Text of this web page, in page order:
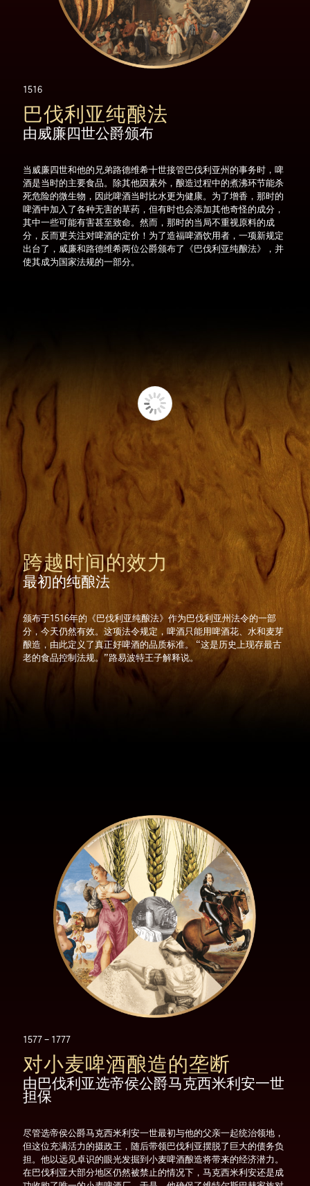
1516
巴伐利亚纯酿法
由威廉四世公爵颁布
当威廉四世和他的兄弟路德维希十世接管巴伐利亚州的事务时，啤
酒是当时的主要食品。除其他因素外，酿造过程中的煮沸环节能杀
死危险的微生物，因此啤酒当时比水更为健康。为了增香，那时的
啤酒中加入了各种无害的草药，但有时也会添加其他奇怪的成分，
其中一些可能有害甚至致命。然而，那时的当局不重视原料的成
分，反而更关注对啤酒的定价！为了造福啤酒饮用者，一项新规定
出台了，威廉和路德维希两位公爵颁布了《巴伐利亚纯酿法》，并
使其成为国家法规的一部分。
老的食品控制法规。”路易波特王子解释说。
跨越时间的效力
最初的纯酿法
颁布于1516年的《巴伐利亚纯酿法》作为巴伐利亚州法令的一部
分，今天仍然有效。这项法令规定，啤酒只能用啤酒花、水和麦芽
酿造，由此定义了真正好啤酒的品质标准。 “这是历史上现存最古
老的食品控制法规。”路易波特王子解释说。
1577 - 1777
对小麦啤酒酿造的垄断
由巴伐利亚选帝侯公爵马克西米利安一世
担保
尽管选帝侯公爵马克西米利安一世最初与他的父亲一起统治领地，
但这位充满活力的摄政王，随后带领巴伐利亚摆脱了巨大的债务负
担。他以远见卓识的眼光发掘到小麦啤酒酿造将带来的经济潜力。
在巴伐利亚大部分地区仍然被禁止的情况下，马克西米利安还是成